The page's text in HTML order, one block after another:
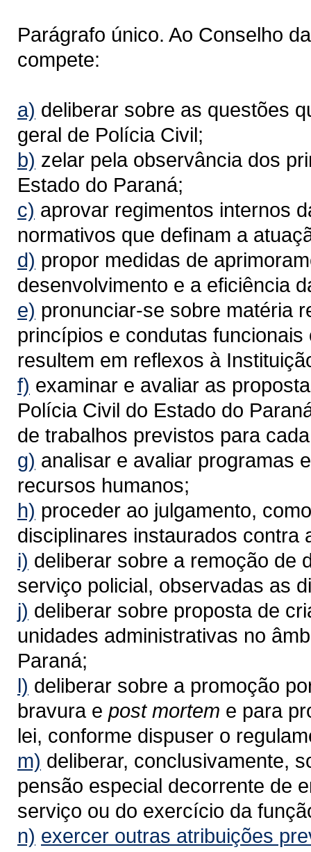
Parágrafo único. Ao Conselho
compete:
a) deliberar sobre as questões
geral de Polícia Civil;
b) zelar pela observância dos
Estado do Paraná;
c) aprovar regimentos internos
normativos que definam a
d) propor medidas de
desenvolvimento e a eficiência
e) pronunciar-se sobre matéria
princípios e condutas
resultem em reflexos à
f) examinar e avaliar as
Polícia Civil do Estado do
de trabalhos previstos para
g) analisar e avaliar programas
recursos humanos;
h) proceder ao julgamento,
disciplinares instaurados contra
i) deliberar sobre a remoção de
serviço policial, observadas as
j) deliberar sobre proposta de
unidades administrativas no
Paraná;
l) deliberar sobre a promoção
bravura e post mortem e para
lei, conforme dispuser o
m) deliberar, conclusivamente,
pensão especial decorrente de
serviço ou do exercício da
n) exercer outras atribuições